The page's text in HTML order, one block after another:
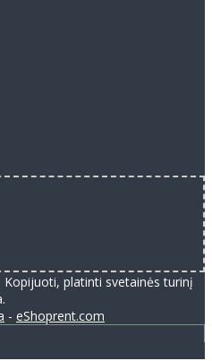
platinti svetainės turinį
- eShoprent.com